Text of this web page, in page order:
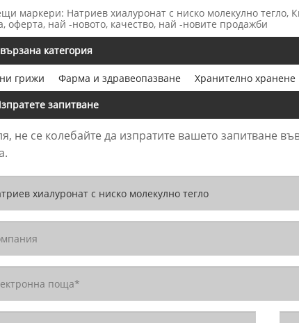
маркери: Натриев хиалуронат с ниско молекулно тегло,
оферта, най -новото, качество, най -новите продажби
категория
грижи Фарма и здравеопазване Хранително хранене
запитване
не се колебайте да изпратите вашето запитване